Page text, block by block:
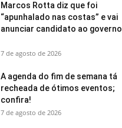
Marcos Rotta diz que foi
“apunhalado nas costas” e vai
anunciar candidato ao governo
7 de agosto de 2026
A agenda do fim de semana tá
recheada de ótimos eventos;
confira!
7 de agosto de 2026